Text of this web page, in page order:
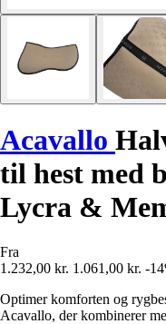
Acavallo
til hest med
Lycra &
Fra
1.232,00 kr. 1.061,00 kr. -
Optimer komforten og
Acavallo, der kombinerer